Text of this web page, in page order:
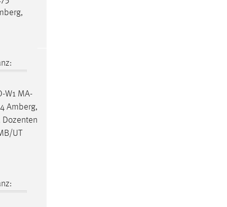
W1 MA-
Amberg,
Dozenten
UT